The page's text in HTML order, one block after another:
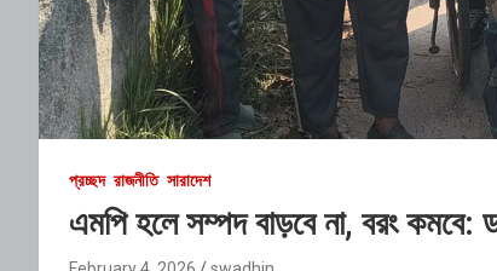
প্রচ্ছদ রাজনীতি সারাদেশ
এমপি হলে সম্পদ বাড়বে না, বরং কমবে: